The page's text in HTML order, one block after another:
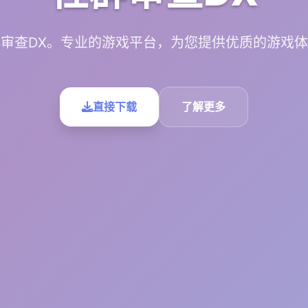
查DX。专业的游戏平台，为您提供优质的游戏
直接下载 了解更多